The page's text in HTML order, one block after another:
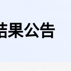
果公告